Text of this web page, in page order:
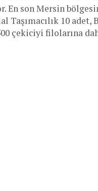
En son Mersin
Taşımacılık 10
çekiciyi filolarına